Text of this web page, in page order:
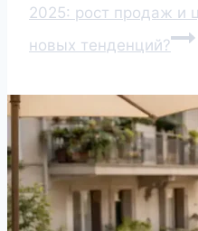
2025: рост продаж и
новых тенденций?